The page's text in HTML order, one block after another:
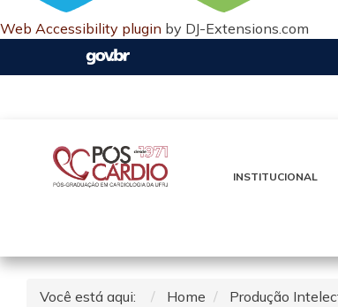
Web Accessibility plugin by DJ-Extensions.com
INSTITUCIONAL
Você está aqui: Home Produção